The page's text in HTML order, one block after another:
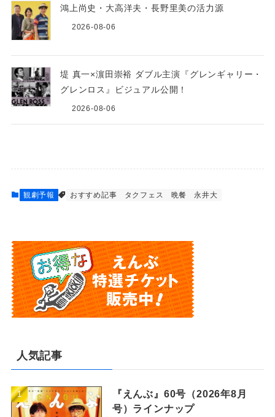
鴻上尚史・大高洋夫・長野里美の活力源
2026-08-06
堤 真一×濵田崇裕 ダブル主演『グレンギャリー・
グレンロス』ビジュアル公開！
2026-08-06
観劇予報 おすすめ記事 タクフェス 晩餐 永井大
人気記事
『えんぶ』60号（2026年8月
号）ラインナップ